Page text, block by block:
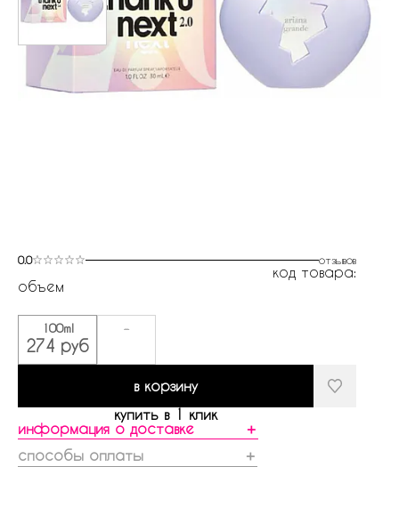
0.0 отзывов
код товара:
объем
100ml
274 руб
-
в корзину
купить в 1 клик
информация о доставке
＋
способы оплаты
＋